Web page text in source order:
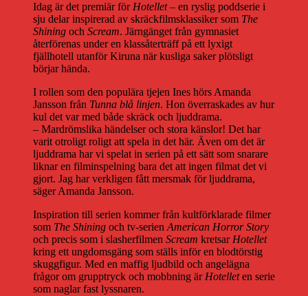
Idag är det premiär förHotellet– en ryslig poddserie i
sju delar inspirerad av skräckfilmsklassiker som The
Shining och Scream. Järngänget från gymnasiet
återförenas under en klassåterträff på ett lyxigt
fjällhotell utanför Kiruna när kusliga saker plötsligt
börjar hända.
I rollen som den populära tjejen Ines hörs Amanda
Jansson från Tunna blå linjen. Hon överraskades av hur
kul det var med både skräck och ljuddrama.
– Mardrömslika händelser och stora känslor! Det har
varit otroligt roligt att spela in det här. Även om det är
ljuddrama har vi spelat in serien på ett sätt som snarare
liknar en filminspelning bara det att ingen filmat det vi
gjort. Jag har verkligen fått mersmak för ljuddrama,
säger Amanda Jansson.
Inspiration till serien kommer från kultförklarade filmer
som The Shining och tv-serienAmerican Horror Story
och precis som i slasherfilmen Scream kretsarHotellet
kring ett ungdomsgäng som ställs inför en blodtörstig
skuggfigur. Med en maffig ljudbild och angelägna
frågor om grupptryck och mobbning ärHotelleten serie
som naglar fast lyssnaren.